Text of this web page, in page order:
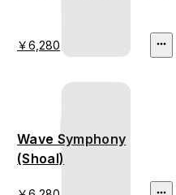
￥6,280
Wave Symphony
(Shoal)